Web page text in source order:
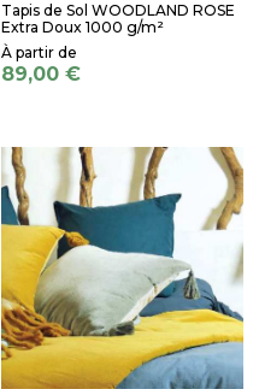
Tapis de Sol WOODLAND ROSE
Extra Doux 1000 g/m²
89,00 €